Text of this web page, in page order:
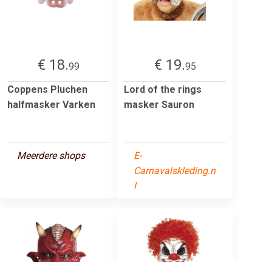
€ 18.99
Coppens Pluchen
halfmasker Varken
Meerdere shops
€ 19.95
Lord of the rings
masker Sauron
E-
Carnavalskleding.n
l